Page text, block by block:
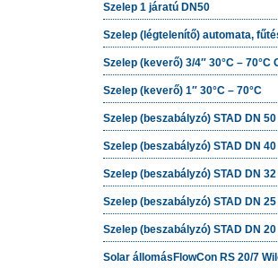
Szelep 1 járatú DN50
Szelep (légtelenítő) automata,
Szelep (keverő) 3/4″ 30°C – 70°C
Szelep (keverő) 1″ 30°C – 70°C
Szelep (beszabályzó) STAD DN 50
Szelep (beszabályzó) STAD DN 40
Szelep (beszabályzó) STAD DN 32
Szelep (beszabályzó) STAD DN 25
Szelep (beszabályzó) STAD DN 20
Solar állomásFlowCon RS 20/7